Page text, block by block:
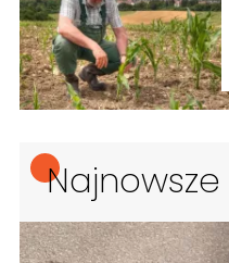
Najnowsze